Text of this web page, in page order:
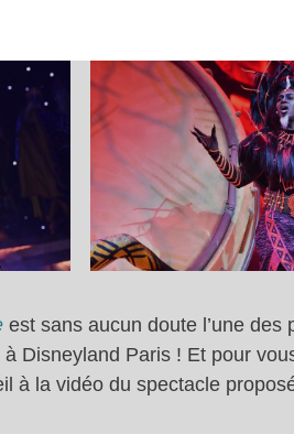
est sans aucun doute l’une des
Disneyland Paris ! Et pour
à la vidéo du spectacle